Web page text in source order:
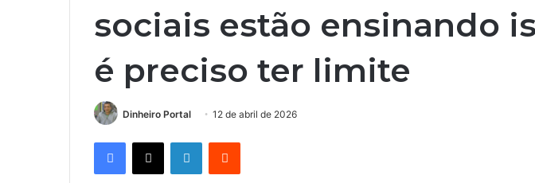
sociais estão ensinando
é preciso ter limite
Dinheiro Portal 12 de abril de 2026
Facebook
X LinkedinReddit